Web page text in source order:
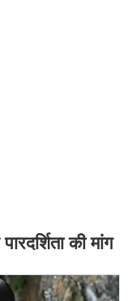
की मांग